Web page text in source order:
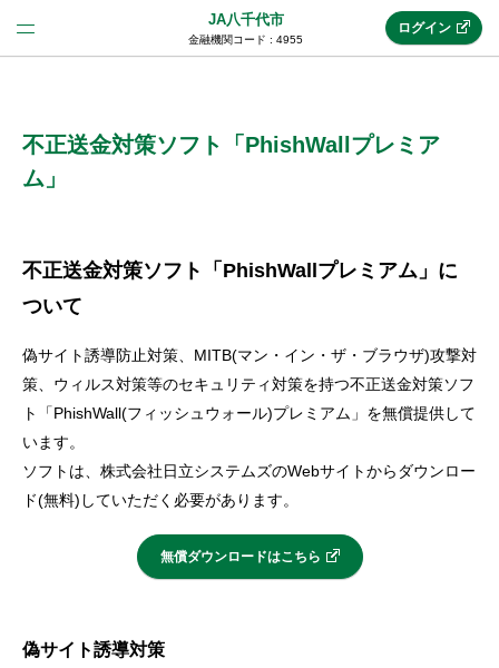
JA八千代市
金融機関コード : 4955
(法人JAネットバンク)
JAネットバンクトップ
機能・サービス
困った時は
ログイン
不正送金対策ソフト「PhishWallプレミア
ム」
不正送金対策ソフト「PhishWallプレミアム」に
ついて
偽サイト誘導防止対策、MITB(マン・イン・ザ・ブラウザ)攻撃対
策、ウィルス対策等のセキュリティ対策を持つ不正送金対策ソフ
ト「PhishWall(フィッシュウォール)プレミアム」を無償提供して
います。
ソフトは、株式会社日立システムズのWebサイトからダウンロー
ド(無料)していただく必要があります。
無償ダウンロードはこちら
偽サイト誘導対策